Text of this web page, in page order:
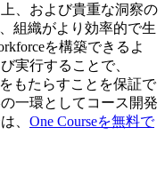
、および貴重な洞察の
組織がより効率的で生
を構築できるよ
実行することで、
もたらすことを保証で
一環としてコース開発
、 One Courseを無料で